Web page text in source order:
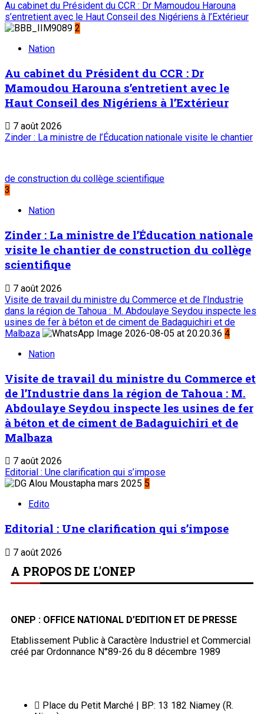
Au cabinet du Président du CCR : Dr Mamoudou Harouna
s’entretient avec le Haut Conseil des Nigériens à l’Extérieur
2
Nation
Au cabinet du Président du CCR : Dr
Mamoudou Harouna s’entretient avec le
Haut Conseil des Nigériens à l’Extérieur
7 août 2026
Zinder : La ministre de l’Éducation nationale visite le chantier
de construction du collège scientifique
3
Nation
Zinder : La ministre de l’Éducation nationale
visite le chantier de construction du collège
scientifique
7 août 2026
Visite de travail du ministre du Commerce et de l’Industrie
dans la région de Tahoua : M. Abdoulaye Seydou inspecte les
usines de fer à béton et de ciment de Badaguichiri et de
Malbaza
4
Nation
Visite de travail du ministre du Commerce et
de l’Industrie dans la région de Tahoua : M.
Abdoulaye Seydou inspecte les usines de fer
à béton et de ciment de Badaguichiri et de
Malbaza
7 août 2026
Editorial : Une clarification qui s’impose
5
Edito
Editorial : Une clarification qui s’impose
7 août 2026
A PROPOS DE L'ONEP
ONEP : OFFICE NATIONAL D’EDITION ET DE PRESSE
Etablissement Public à Caractère Industriel et Commercial
créé par Ordonnance N°89-26 du 8 décembre 1989
Place du Petit Marché | BP: 13 182 Niamey (R.